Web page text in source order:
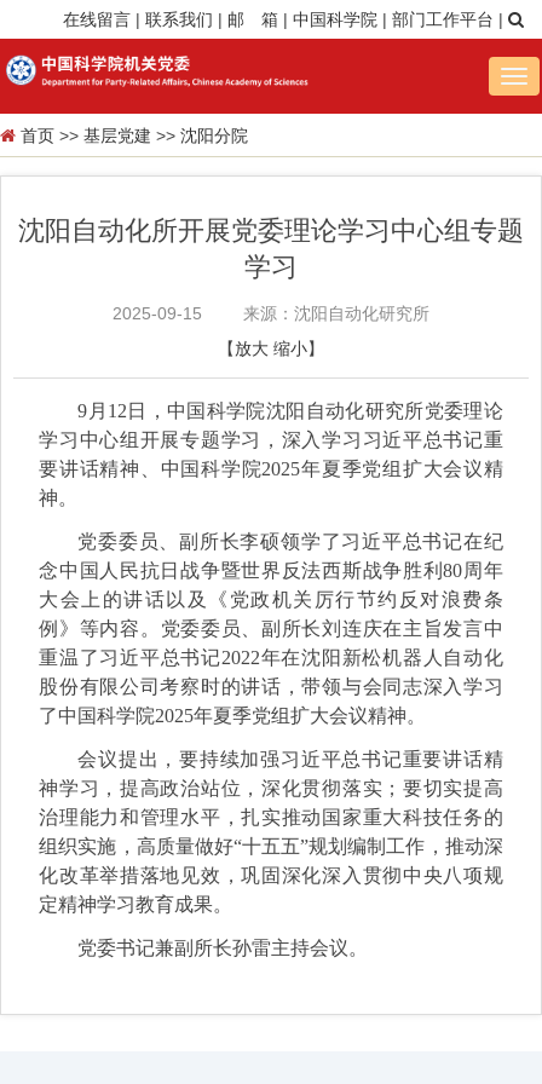
在线留言 | 联系我们 | 邮 箱 | 中国科学院 | 部门工作平台 |
首页 >> 基层党建 >> 沈阳分院
沈阳自动化所开展党委理论学习中心组专题
学习
2025-09-15
来源：沈阳自动化研究所
【放大 缩小】
9月12日，中国科学院沈阳自动化研究所党委理论
学习中心组开展专题学习，深入学习习近平总书记重
要讲话精神、中国科学院2025年夏季党组扩大会议精
神。
党委委员、副所长李硕领学了习近平总书记在纪
念中国人民抗日战争暨世界反法西斯战争胜利80周年
大会上的讲话以及《党政机关厉行节约反对浪费条
例》等内容。 党委委员、副所长刘连庆在主旨发言中
重温了习近平总书记2022年在沈阳新松机器人自动化
股份有限公司考察时的讲话，带领与会同志深入学习
了中国科学院2025年夏季党组扩大会议精神。
会议提出，要持续加强习近平总书记重要讲话精
神学习，提高政治站位，深化贯彻落实；要切实提高
治理能力和管理水平，扎实推动国家重大科技任务的
组织实施，高质量做好“十五五”规划编制工作，推动深
化改革举措落地见效，巩固深化深入贯彻中央八项规
定精神学习教育成果。
党委书记兼副所长孙雷主持会议。